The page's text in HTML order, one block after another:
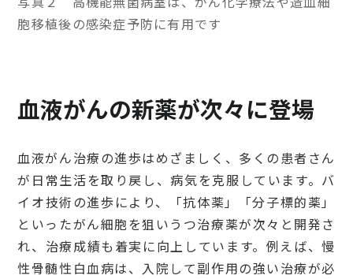
胞移植後の感染症予防に有用です
血液がんの新薬が次々に登場
血液がん治療の進歩はめざましく、多くの患者さん
が日常生活を取り戻し、病気を克服しています。バ
イオ技術の進歩により、「抗体薬」「分子標的薬」
といったがん細胞を狙いうつ治療薬が次々と開発さ
れ、治療成績も着実に向上しています。例えば、慢
性骨髄性白血病は、入院して副作用の強い治療が必